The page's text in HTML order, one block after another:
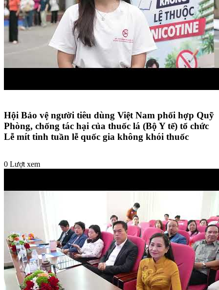
Hội Bảo vệ người tiêu dùng Việt Nam phối hợp Quỹ
Phòng, chống tác hại của thuốc lá (Bộ Y tế) tổ chức
Lễ mít tinh tuần lễ quốc gia không khói thuốc
0 Lượt xem